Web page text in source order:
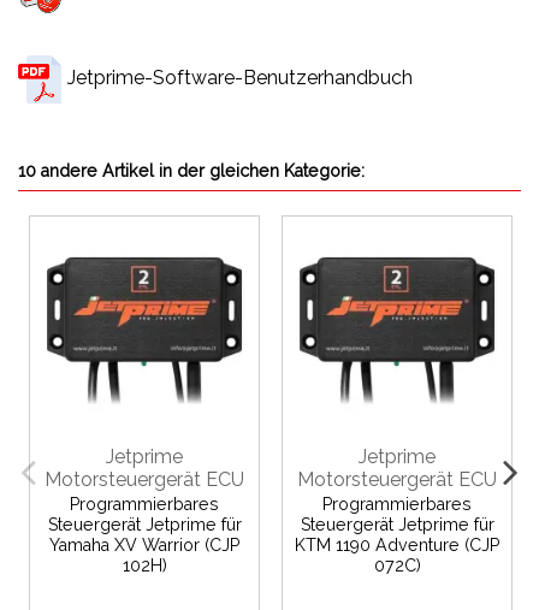
Jetprime-Software-Benutzerhandbuch
10 andere Artikel in der gleichen Kategorie:
Jetprime
Motorsteuergerät ECU
Programmierbares
Steuergerät Jetprime für
Yamaha XV Warrior (CJP
102H)
Jetprime
Motorsteuergerät ECU
Programmierbares
Steuergerät Jetprime für
KTM 1190 Adventure (CJP
072C)